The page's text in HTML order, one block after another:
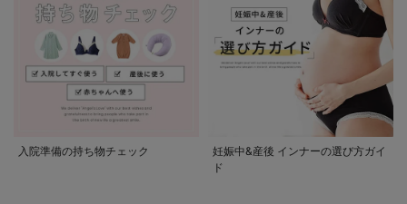
入院準備の持ち物チェック
妊娠中&産後 インナーの選び方ガイ
ド